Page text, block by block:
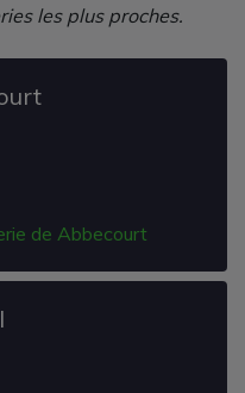
les plus proches.
de Abbecourt